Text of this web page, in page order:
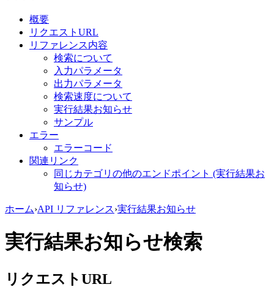
概要
リクエストURL
リファレンス内容
検索について
入力パラメータ
出力パラメータ
検索速度について
実行結果お知らせ
サンプル
エラー
エラーコード
関連リンク
同じカテゴリの他のエンドポイント (実行結果お
知らせ)
ホーム›API リファレンス›実行結果お知らせ
実行結果お知らせ検索
リクエストURL